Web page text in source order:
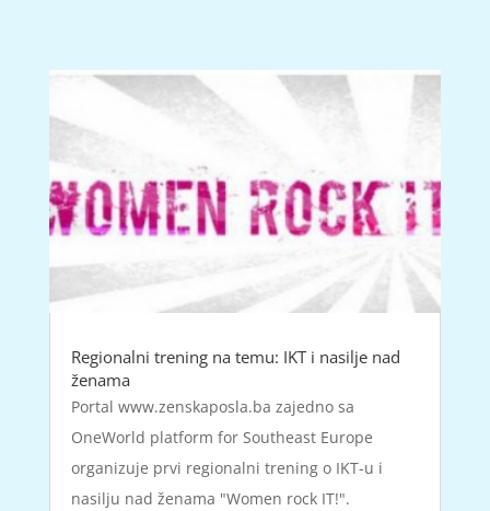
Regionalni trening na temu: IKT i nasilje nad
ženama
Portal www.zenskaposla.ba zajedno sa
OneWorld platform for Southeast Europe
organizuje prvi regionalni trening o IKT-u i
nasilju nad ženama "Women rock IT!".